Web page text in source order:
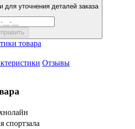
уточнения деталей заказа
товара
Отзывы
спортзала